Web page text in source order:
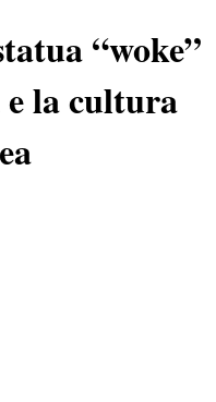
“woke”
la cultura